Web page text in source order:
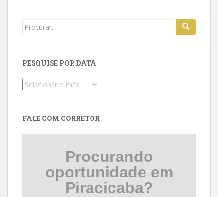
Search
PESQUISE POR DATA
Pesquise
FALE COM CORRETOR
Procurando
oportunidade em
Piracicaba?